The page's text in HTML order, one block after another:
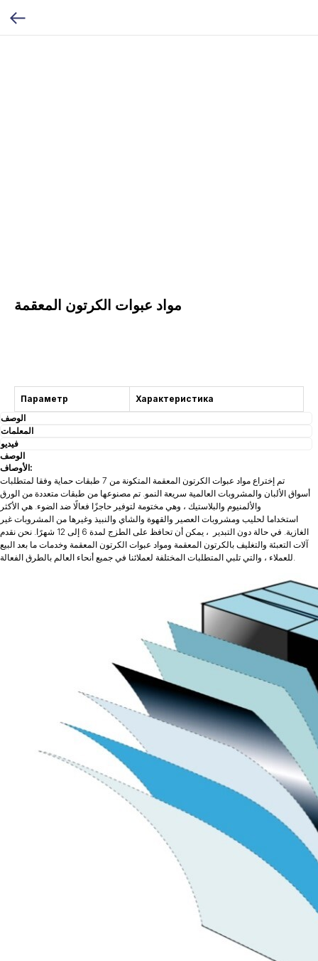
مواد عبوات الكرتون المعقمة
Параметр
Характеристика
الوصف
المعلمات
فيديو
الوصف
الأوصاف:
تم إختراع مواد عبوات الكرتون المعقمة المتكونة من 7 طبقات حماية وفقا لمتطلبات
أسواق الألبان والمشروبات العالمية سريعة النمو. تم مصنوعها من طبقات متعددة من الورق
والألمنيوم والبلاستيك ، وهي مختومة لتوفير حاجزًا فعالًا ضد الضوء. هي الأكثر
استخداما لحليب ومشروبات العصير والقهوة والشاي والنبيذ وغيرها من المشروبات غير
الغازية. في حالة دون التبدير ، يمكن أن تحافظ على الطزج لمدة 6 إلى 12 شهرًا. نحن نقدم
آلات التعبئة والتغليف بالكرتون المعقمة ومواد عبوات الكرتون المعقمة وخدمات ما بعد البيع
للعملاء ، والتي تلبي المتطلبات المختلفة لعملائنا في جميع أنحاء العالم بالطرق الفعالة.